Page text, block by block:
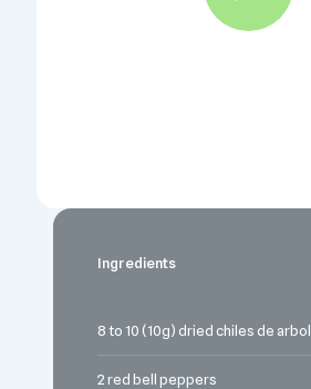
Ingredients
8 to 10 (10g) dried chiles de arbol
2 red bell peppers